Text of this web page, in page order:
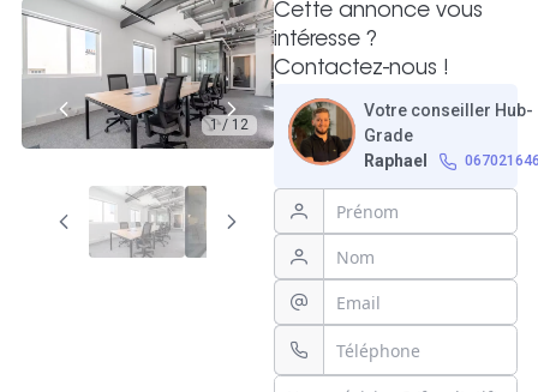
1 / 12
Cette annonce vous
intéresse ?
Contactez-nous !
Votre conseiller Hub-
Grade
Raphael